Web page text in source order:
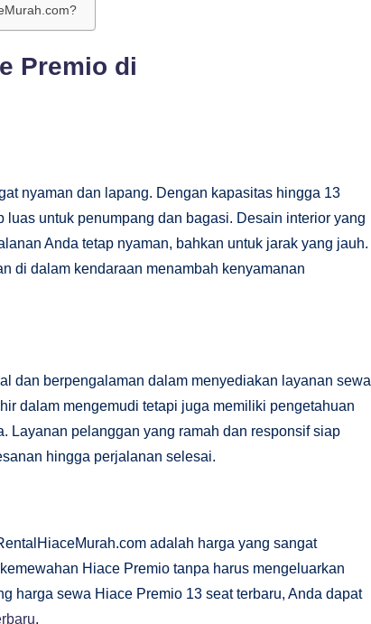
Premio di
nyaman dan lapang. Dengan kapasitas hingga 13
untuk penumpang dan bagasi. Desain interior yang
Anda tetap nyaman, bahkan untuk jarak yang jauh.
di dalam kendaraan menambah kenyamanan
dan berpengalaman dalam menyediakan layanan sewa
dalam mengemudi tetapi juga memiliki pengetahuan
Layanan pelanggan yang ramah dan responsif siap
hingga perjalanan selesai.
adalah harga yang sangat
Hiace Premio tanpa harus mengeluarkan
harga sewa Hiace Premio 13 seat terbaru, Anda dapat
.